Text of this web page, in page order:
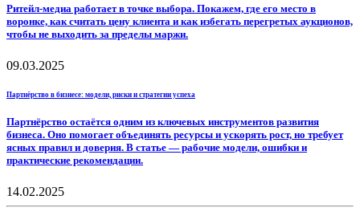
Ритейл-медиа работает в точке выбора. Покажем, где его место в
воронке, как считать цену клиента и как избегать перегретых аукционов,
чтобы не выходить за пределы маржи.
09.03.2025
Партнёрство в бизнесе: модели, риски и стратегии успеха
Партнёрство остаётся одним из ключевых инструментов развития
бизнеса. Оно помогает объединять ресурсы и ускорять рост, но требует
ясных правил и доверия. В статье — рабочие модели, ошибки и
практические рекомендации.
14.02.2025